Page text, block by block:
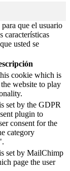
que el usuario
características
usted se
cookie which is
website to play
set by the GDPR
plugin to
consent for the
category
set by MailChimp
page the user